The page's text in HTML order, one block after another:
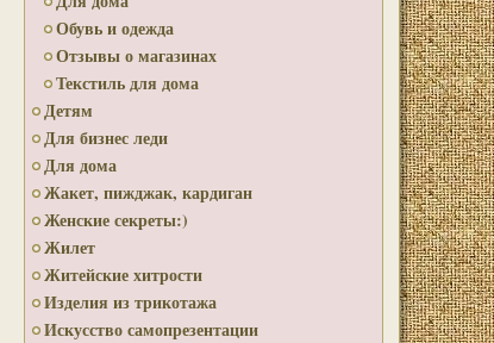
Обувь и одежда
Отзывы о магазинах
Текстиль для дома
Детям
Для бизнес леди
Для дома
Жакет, пижджак, кардиган
Женские секреты:)
Жилет
Житейские хитрости
Изделия из трикотажа
Искусство самопрезентации